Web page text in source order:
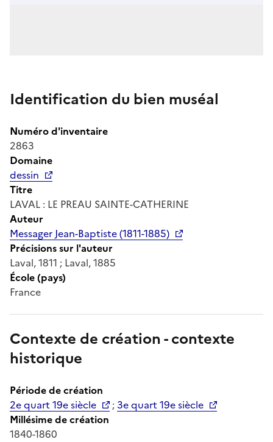
Identification du bien muséal
Numéro d'inventaire
2863
Domaine
dessin
Titre
LAVAL : LE PREAU SAINTE-CATHERINE
Auteur
Messager Jean-Baptiste (1811-1885)
Précisions sur l'auteur
Laval, 1811 ; Laval, 1885
École (pays)
France
Contexte de création - contexte
historique
Période de création
2e quart 19e siècle
;3e quart 19e siècle
Millésime de création
1840-1860